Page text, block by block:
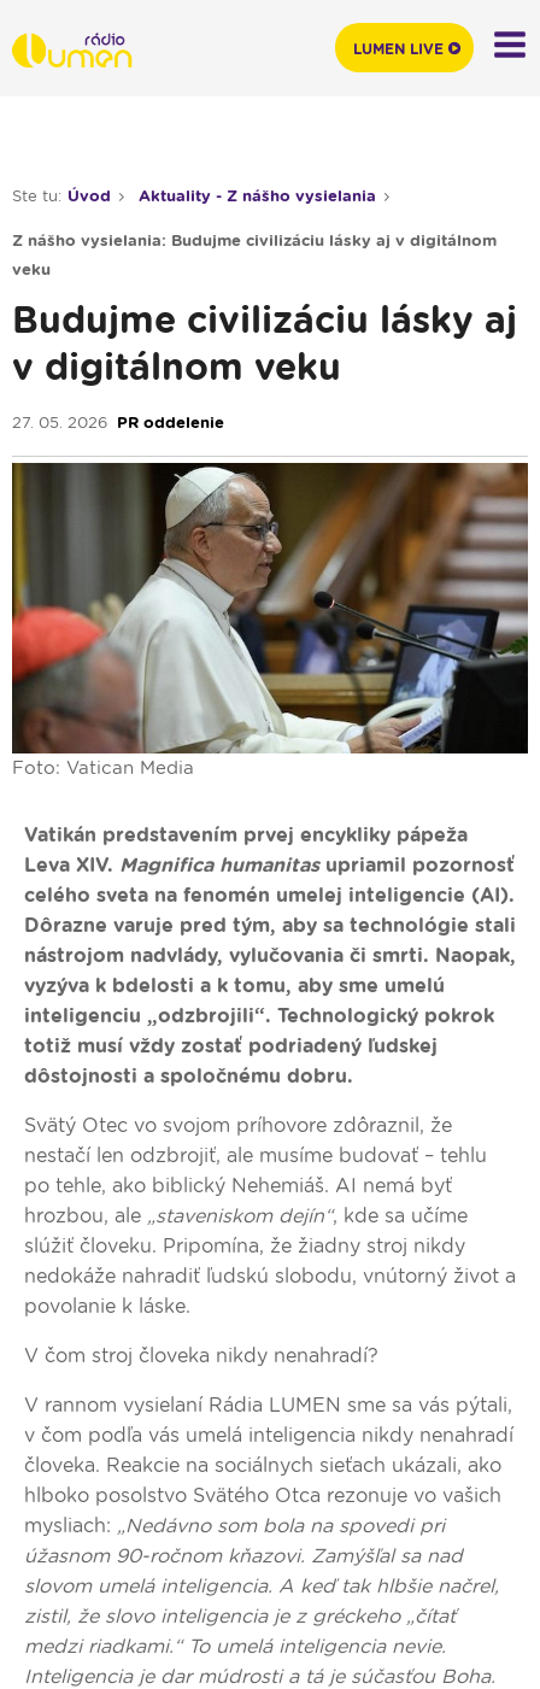
Ste tu: Úvod Aktuality - Z nášho vysielania
Z nášho vysielania: Budujme civilizáciu lásky aj v digitálnom
veku
Budujme civilizáciu lásky aj
v digitálnom veku
27. 05. 2026 PR oddelenie
Foto: Vatican Media
Vatikán predstavením prvej encykliky pápeža
Leva XIV. Magnifica humanitasupriamil pozornosť
celého sveta na fenomén umelej inteligencie (AI).
Dôrazne varuje pred tým, aby sa technológie stali
nástrojom nadvlády, vylučovania či smrti. Naopak,
vyzýva k bdelosti a k tomu, aby sme umelú
inteligenciu „odzbrojili“. Technologický pokrok
totiž musí vždy zostať podriadený ľudskej
dôstojnosti a spoločnému dobru.
Svätý Otec vo svojom príhovore zdôraznil, že
nestačí len odzbrojiť, ale musíme budovať – tehlu
po tehle, ako biblický Nehemiáš. AI nemá byť
hrozbou, ale „staveniskom dejín“, kde sa učíme
slúžiť človeku. Pripomína, že žiadny stroj nikdy
nedokáže nahradiť ľudskú slobodu, vnútorný život a
povolanie k láske.
V čom stroj človeka nikdy nenahradí?
V rannom vysielaní Rádia LUMEN sme sa vás pýtali,
v čom podľa vás umelá inteligencia nikdy nenahradí
človeka. Reakcie na sociálnych sieťach ukázali, ako
hlboko posolstvo Svätého Otca rezonuje vo vašich
mysliach: „Nedávno som bola na spovedi pri
úžasnom 90-ročnom kňazovi. Zamýšľal sa nad
slovom umelá inteligencia. A keď tak hlbšie načrel,
zistil, že slovo inteligencia je z gréckeho „čítať
medzi riadkami.“ To umelá inteligencia nevie.
Inteligencia je dar múdrosti a tá je súčasťou Boha.
LUMEN LIVE